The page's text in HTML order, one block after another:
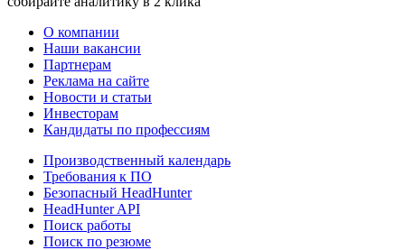
О компании
Наши вакансии
Партнерам
Реклама на сайте
Новости и статьи
Инвесторам
Кандидаты по профессиям
Производственный календарь
Требования к ПО
Безопасный HeadHunter
HeadHunter API
Поиск работы
Поиск по резюме